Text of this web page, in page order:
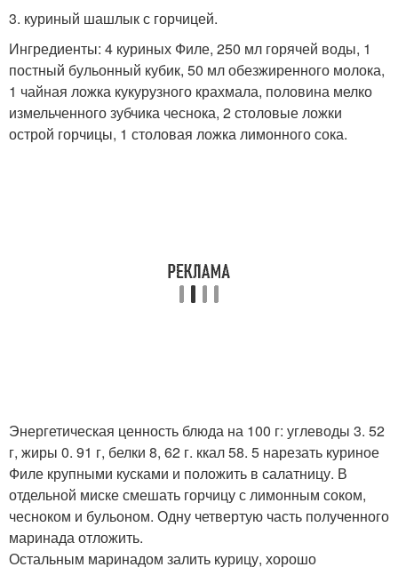
3. куриный шашлык с горчицей.
Ингредиенты: 4 куриных Филе, 250 мл горячей воды, 1
постный бульонный кубик, 50 мл обезжиренного молока,
1 чайная ложка кукурузного крахмала, половина мелко
измельченного зубчика чеснока, 2 столовые ложки
острой горчицы, 1 столовая ложка лимонного сока.
Энергетическая ценность блюда на 100 г: углеводы 3. 52
г, жиры 0. 91 г, белки 8, 62 г. ккал 58. 5 нарезать куриное
Филе крупными кусками и положить в салатницу. В
отдельной миске смешать горчицу с лимонным соком,
чесноком и бульоном. Одну четвертую часть полученного
маринада отложить.
Остальным маринадом залить курицу, хорошо